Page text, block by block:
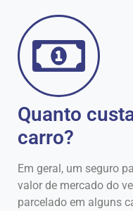
Quanto
carro?
Em geral, um seguro
valor de mercado do
parcelado em alguns